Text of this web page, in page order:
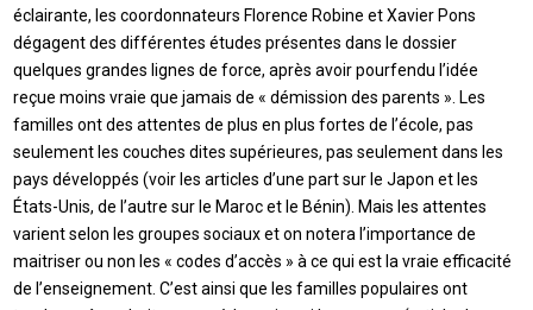
éclairante, les coordonnateurs Florence Robine et Xavier Pons
dégagent des différentes études présentes dans le dossier
quelques grandes lignes de force, après avoir pourfendu l’idée
reçue moins vraie que jamais de « démission des parents ». Les
familles ont des attentes de plus en plus fortes de l’école, pas
seulement les couches dites supérieures, pas seulement dans les
pays développés (voir les articles d’une part sur le Japon et les
États-Unis, de l’autre sur le Maroc et le Bénin). Mais les attentes
varient selon les groupes sociaux et on notera l’importance de
maitriser ou non les « codes d’accès » à ce qui est la vraie efficacité
de l’enseignement. C’est ainsi que les familles populaires ont